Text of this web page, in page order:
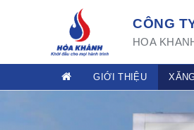
CÔNG
HOA
GIỚI THIỆU